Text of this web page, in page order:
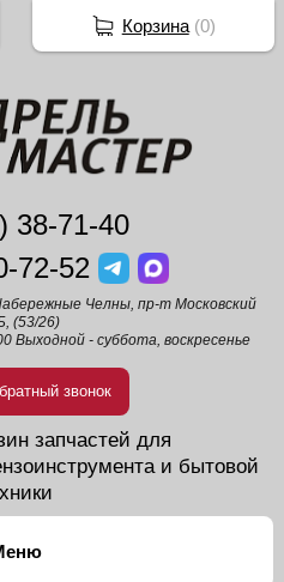
38-71-40
72-52
Челны, пр-т Московский
(53/26)
- суббота, воскресенье
звонок
запчастей для
и бытовой
Корзина(0)